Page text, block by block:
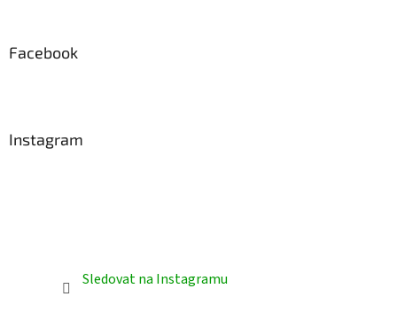
Facebook
Instagram
Sledovat na Instagramu